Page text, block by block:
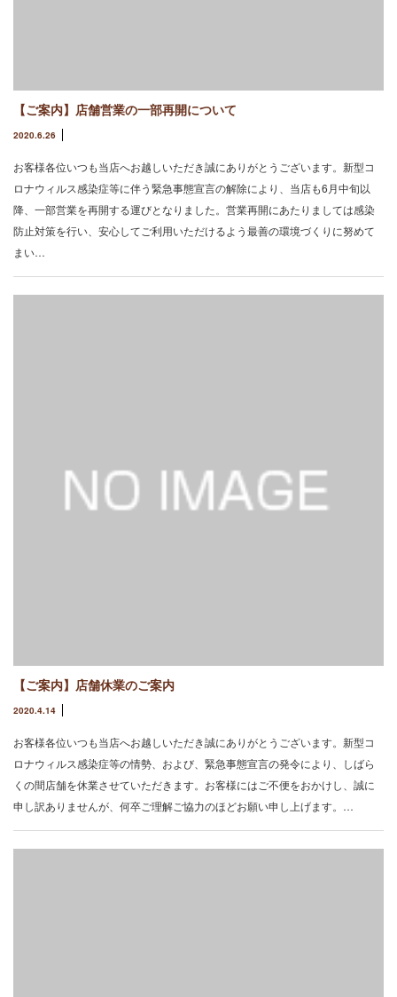
【ご案内】店舗営業の一部再開について
2020.6.26
お客様各位いつも当店へお越しいただき誠にありがとうございます。新型コ
ロナウィルス感染症等に伴う緊急事態宣言の解除により、当店も6月中旬以
降、一部営業を再開する運びとなりました。営業再開にあたりましては感染
防止対策を行い、安心してご利用いただけるよう最善の環境づくりに努めて
まい…
【ご案内】店舗休業のご案内
2020.4.14
お客様各位いつも当店へお越しいただき誠にありがとうございます。新型コ
ロナウィルス感染症等の情勢、および、緊急事態宣言の発令により、しばら
くの間店舗を休業させていただきます。お客様にはご不便をおかけし、誠に
申し訳ありませんが、何卒ご理解ご協力のほどお願い申し上げます。…